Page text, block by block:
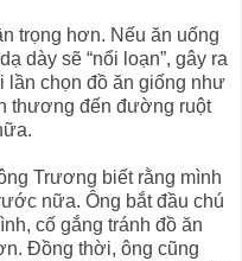
trọng hơn. Nếu ăn uống
dày sẽ “nổi loạn”, gây ra
lần chọn đồ ăn giống như
thương đến đường ruột
Trương biết rằng mình
nữa. Ông bắt đầu chú
cố gắng tránh đồ ăn
Đồng thời, ông cũng